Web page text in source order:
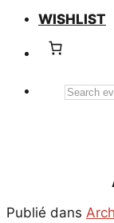
WISHLIST
Search
Publié dans